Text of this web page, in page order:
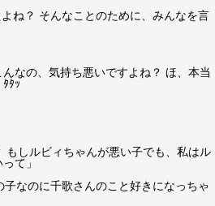
ね？ そんなことのために、みんなを言
なの、気持ち悪いですよね？ ほ、本当
ﾀｯ
もしルビィちゃんが悪い子でも、私はル
て」
なのに千歌さんのこと好きになっちゃ